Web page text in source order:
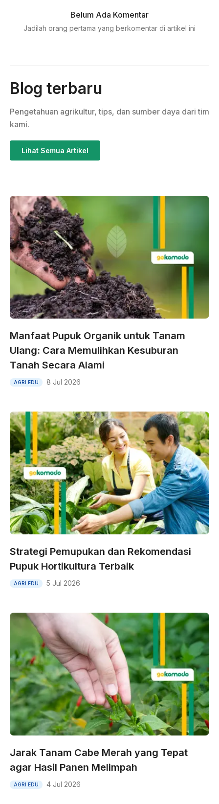
Belum Ada Komentar
Jadilah orang pertama yang berkomentar di artikel ini
Blog terbaru
Pengetahuan agrikultur, tips, dan sumber daya dari tim
kami.
Lihat Semua Artikel
Manfaat Pupuk Organik untuk Tanam
Ulang: Cara Memulihkan Kesuburan
Tanah Secara Alami
AGRI EDU 8 Jul 2026
Strategi Pemupukan dan Rekomendasi
Pupuk Hortikultura Terbaik
AGRI EDU 5 Jul 2026
Jarak Tanam Cabe Merah yang Tepat
agar Hasil Panen Melimpah
AGRI EDU 4 Jul 2026